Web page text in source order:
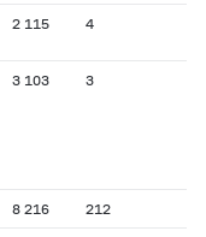
2 115 4
3 103 3
8 216 212